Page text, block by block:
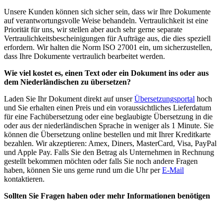
Unsere Kunden können sich sicher sein, dass wir Ihre Dokumente
auf verantwortungsvolle Weise behandeln. Vertraulichkeit ist eine
Priorität für uns, wir stellen aber auch sehr gerne separate
Vertraulichkeitsbescheinigungen für Aufträge aus, die dies speziell
erfordern. Wir halten die Norm ISO 27001 ein, um sicherzustellen,
dass Ihre Dokumente vertraulich bearbeitet werden.
Wie viel kostet es, einen Text oder ein Dokument ins oder aus
dem Niederländischen zu übersetzen?
Laden Sie Ihr Dokument direkt auf unserÜbersetzungsportal hoch
und Sie erhalten einen Preis und ein voraussichtliches Lieferdatum
für eine Fachübersetzung oder eine beglaubigte Übersetzung in die
oder aus der niederländischen Sprache in weniger als 1 Minute. Sie
können die Übersetzung online bestellen und mit Ihrer Kreditkarte
bezahlen. Wir akzeptieren: Amex, Diners, MasterCard, Visa, PayPal
und Apple Pay. Falls Sie den Betrag als Unternehmen in Rechnung
gestellt bekommen möchten oder falls Sie noch andere Fragen
haben, können Sie uns gerne rund um die Uhr perE-Mail
kontaktieren.
Sollten Sie Fragen haben oder mehr Informationen benötigen